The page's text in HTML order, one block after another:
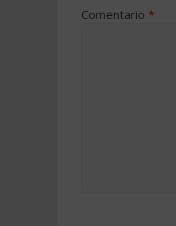
Comentario *